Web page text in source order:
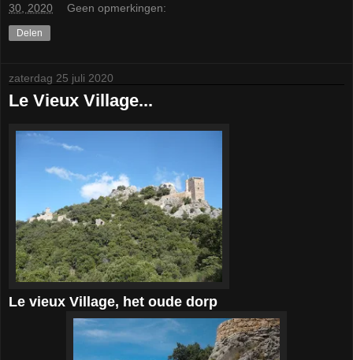
30, 2020
Geen opmerkingen:
Delen
zaterdag 25 juli 2020
Le Vieux Village...
Le vieux Village, het oude dorp